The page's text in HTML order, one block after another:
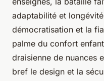
adaptabilité et
démocratisation et la
palme du confort
draisienne de nuances
bref le design et la